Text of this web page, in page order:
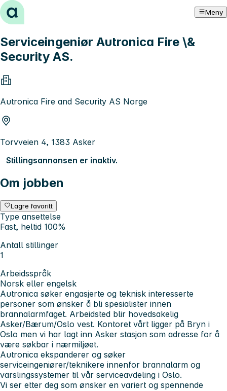
Hopp til innhold Meny
Serviceingeniør Autronica Fire \&
Security AS.
Autronica Fire and Security AS Norge
Torvveien 4, 1383 Asker
Stillingsannonsen er inaktiv.
Om jobben
Lagre favoritt
Type ansettelse
Fast, heltid 100%
Antall stillinger
1
Arbeidsspråk
Norsk eller engelsk
Autronica søker engasjerte og teknisk interesserte
personer som ønsker å bli spesialister innen
brannalarmfaget. Arbeidsted blir hovedsakelig
Asker/Bærum/Oslo vest. Kontoret vårt ligger på Bryn i
Oslo men vi har lagt inn Asker stasjon som adresse for å
være søkbar i nærmiljøet.
Autronica ekspanderer og søker
serviceingeniører/teknikere innenfor brannalarm og
varslingssystemer til vår serviceavdeling i Oslo.
Vi ser etter deg som ønsker en variert og spennende